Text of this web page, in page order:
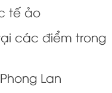
tế ảo
các điểm trong
Lan